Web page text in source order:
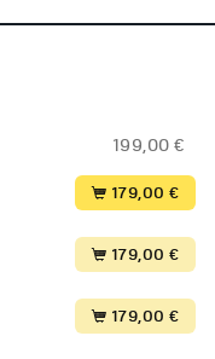
199,00 €
179,00 €
179,00 €
179,00 €